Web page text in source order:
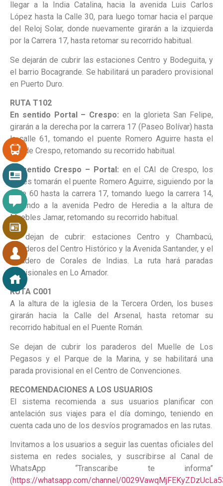
llegar a la India Catalina, hacia la avenida Luis Carlos
López hasta la Calle 30, para luego tomar hacia el parque
del Reloj Solar, donde nuevamente girarán a la izquierda
por la Carrera 17, hasta retomar su recorrido habitual.
Se dejarán de cubrir las estaciones Centro y Bodeguita, y
el barrio Bocagrande. Se habilitará un paradero provisional
en Puerto Duro.
RUTA T102
En sentido Portal – Crespo: en la glorieta San Felipe,
girarán a la derecha por la carrera 17 (Paseo Bolívar) hasta
la calle 61, tomando el puente Romero Aguirre hasta el
CAI de Crespo, retomando su recorrido habitual.
En sentido Crespo – Portal: en el CAI de Crespo, los
buses tomarán el puente Romero Aguirre, siguiendo por la
calle 60 hasta la carrera 17, tomando luego la carrera 14,
saliendo a la avenida Pedro de Heredia a la altura de
Muebles Jamar, retomando su recorrido habitual.
Se dejan de cubrir: estaciones Centro y Chambacú,
paraderos del Centro Histórico y la Avenida Santander, y el
paradero de Corales de Indias. La ruta hará paradas
provisionales en Lo Amador.
RUTA C001
A la altura de la iglesia de la Tercera Orden, los buses
girarán hacia la Calle del Arsenal, hasta retomar su
recorrido habitual en el Puente Román.
Se dejan de cubrir los paraderos del Muelle de Los
Pegasos y el Parque de la Marina, y se habilitará una
parada provisional en el Centro de Convenciones.
RECOMENDACIONES A LOS USUARIOS
El sistema recomienda a sus usuarios planificar con
antelación sus viajes para el día domingo, teniendo en
cuenta cada uno de los desvíos programados en las rutas.
Invitamos a los usuarios a seguir las cuentas oficiales del
sistema en redes sociales, y suscribirse al Canal de
WhatsApp “Transcaribe te informa”
(https://whatsapp.com/channel/